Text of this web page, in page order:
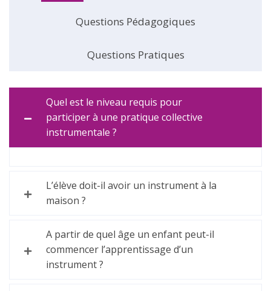
Questions Pédagogiques
Questions Pratiques
Quel est le niveau requis pour
participer à une pratique collective
instrumentale ?
L’élève doit-il avoir un instrument à la
maison ?
A partir de quel âge un enfant peut-il
commencer l’apprentissage d’un
instrument ?